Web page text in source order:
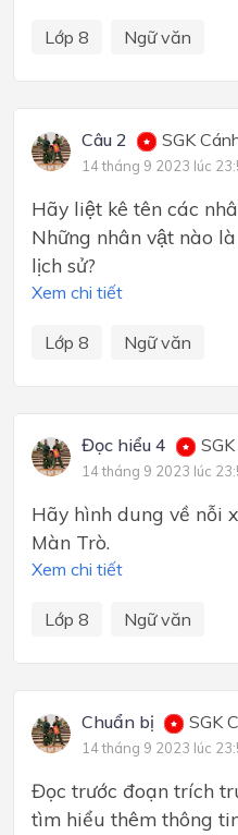
Lớp 8 Ngữ văn
Câu 2 SGK
14 tháng 9 2023 lúc
Hãy liệt kê tên các
Những nhân vật nào
lịch sử?
Xem chi tiết
Lớp 8 Ngữ văn
Đọc hiểu 4
14 tháng 9 2023 lúc
Hãy hình dung về nỗi
Màn Trò.
Xem chi tiết
Lớp 8 Ngữ văn
Chuẩn bị SGK
14 tháng 9 2023 lúc
Đọc trước đoạn trích
tìm hiểu thêm thông